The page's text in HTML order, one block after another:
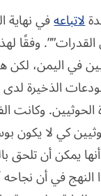
لاتباعهفي نهاية
وفقًا
في اليمن، لكن
الذخيرة
وكانت
كي لا يكون
يمكن أن
في أن